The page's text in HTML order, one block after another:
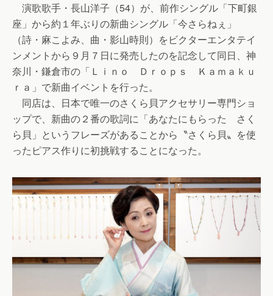
演歌歌手・長山洋子（54）が、前作シングル「下町銀
座」から約１年ぶりの新曲シングル「今さらねぇ」
（詩・麻こよみ、曲・影山時則）をビクターエンタテイ
ンメントから９月７日に発売したのを記念して同日、神
奈川・鎌倉市の「Ｌｉｎｏ Ｄｒｏｐｓ Ｋａｍａｋｕ
ｒａ」で新曲イベントを行った。
同店は、日本で唯一のさくら貝アクセサリー専門ショ
ップで、新曲の２番の歌詞に「あなたにもらった さく
ら貝」というフレーズがあることから〝さくら貝〟を使
ったピアス作りに初挑戦することになった。